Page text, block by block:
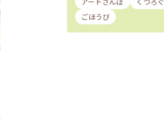
ごほうび